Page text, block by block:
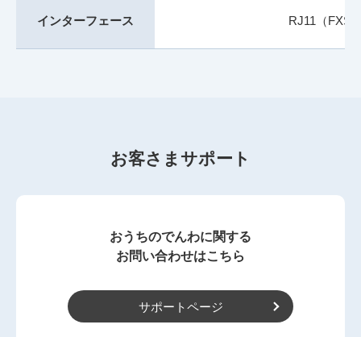
インターフェース RJ11（FXS
お客さまサポート
おうちのでんわに関する
お問い合わせはこちら
サポートページ